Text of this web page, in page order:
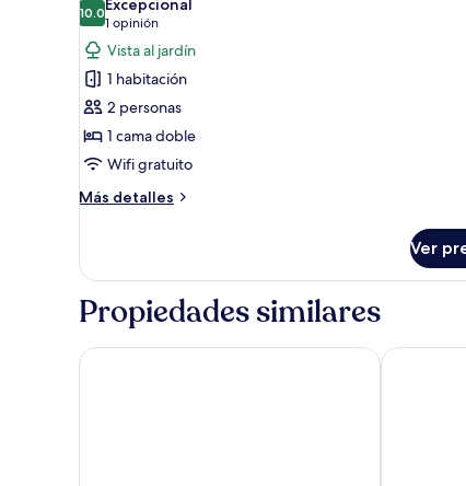
las
fotos
de
Junior
Suite
Deluxe
10.010.0 de 10
Excepcional
1 opinión
(1
opinión)
Vista al jardín
1 habitación
2 personas
1 cama doble
Wifi gratuito
Más detalles
Más
Suite
Ver
Propiedades similares
Splendid Hotel Taormina - HandwrittenUNA